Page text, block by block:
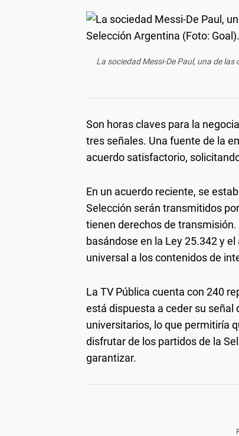
La sociedad Messi-De Paul, una de
Son horas claves para la
tres señales. Una fuente de la
acuerdo satisfactorio,
En un acuerdo reciente, se
Selección serán transmitidos
tienen derechos de
basándose en la Ley 25.342 y
universal a los contenidos de
La TV Pública cuenta con 240
está dispuesta a ceder su
universitarios, lo que permitiría
disfrutar de los partidos de la
garantizar.